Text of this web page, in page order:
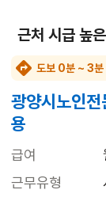
근처 시급 높
도보 0분 ~ 3분
광양시노인
용
급여
근무유형